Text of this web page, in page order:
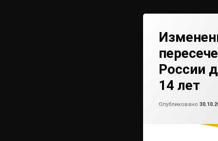
России
14 лет
Опубликовано